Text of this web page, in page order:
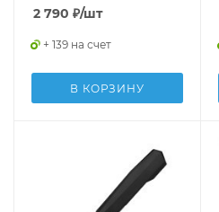
2 790 ₽/шт
+ 139 на счет
В КОРЗИНУ